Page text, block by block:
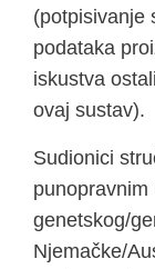
(potpisivanje
podataka
iskustva
ovaj sustav).
Sudionici
genetskog/
Njemačke/